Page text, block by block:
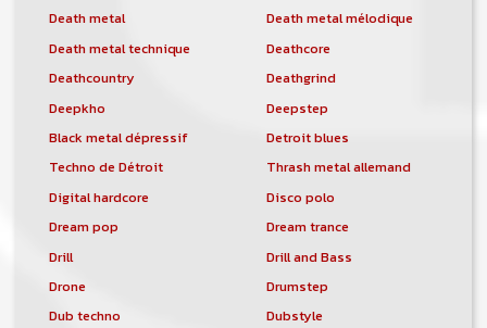
Death metal
Death metal mélodique
Death metal technique
Deathcore
Deathcountry
Deathgrind
Deepkho
Deepstep
Black metal dépressif
Detroit blues
Techno de Détroit
Thrash metal allemand
Digital hardcore
Disco polo
Dream pop
Dream trance
Drill
Drill and Bass
Drone
Drumstep
Dub techno
Dubstyle